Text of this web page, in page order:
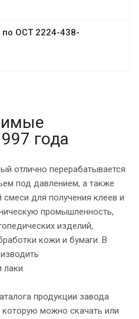
ОСТ 2224-438-
года
отлично перерабатывается
под давлением, а также
для получения клеев и
промышленность,
изделий,
кожи и бумаги. В
лаки.
продукции завода
которую можно скачать или